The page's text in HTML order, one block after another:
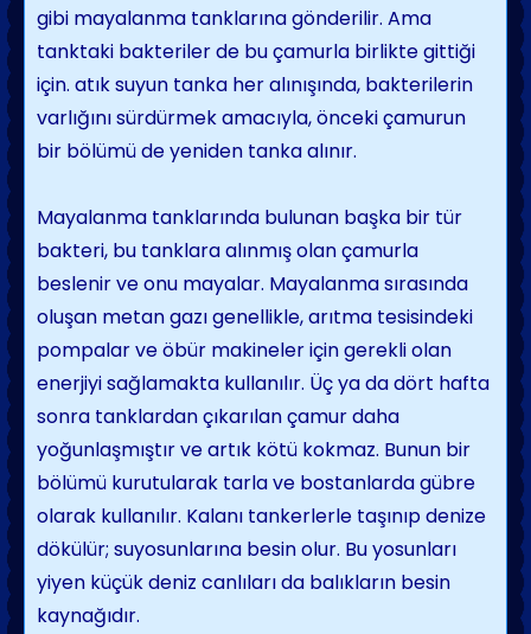
gibi mayalanma tanklarına gönderilir. Ama
tanktaki bakteri­ler de bu çamurla birlikte gittiği
için. atık suyun tanka her alınışında, bakterilerin
varlı­ğını sürdürmek amacıyla, önceki çamurun
bir bölümü de yeniden tanka alınır.
Mayalanma tanklarında bulunan başka bir tür
bakteri, bu tanklara alınmış olan çamurla
beslenir ve onu mayalar. Mayalanma sırasında
oluşan metan gazı ge­nellikle, arıtma tesisindeki
pompalar ve öbür makineler için gerekli olan
enerjiyi sağlamak­ta kullanılır. Üç ya da dört hafta
sonra tanklardan çıkarılan çamur daha
yoğunlaş­mıştır ve artık kötü kokmaz. Bunun bir
bölümü kurutularak tarla ve bostanlarda güb­re
olarak kullanılır. Kalanı tankerlerle taşınıp denize
dökülür; suyosunlarına besin olur. Bu yosunları
yiyen küçük deniz canlıları da balık­ların besin
kaynağıdır.